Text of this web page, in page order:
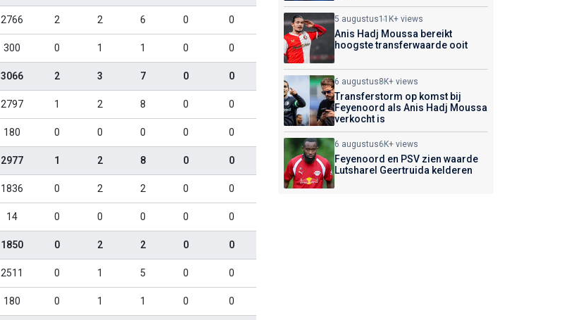
2766 2 2 6 0 0
300 0 1 1 0 0
3066 2 3 7 0 0
2797 1 2 8 0 0
180 0 0 0 0 0
2977 1 2 8 0 0
1836 0 2 2 0 0
14 0 0 0 0 0
1850 0 2 2 0 0
2511 0 1 5 0 0
180 0 1 1 0 0
5 augustus11K+ views
Anis Hadj Moussa bereikt
hoogste transferwaarde ooit
6 augustus8K+ views
Transferstorm op komst bij
Feyenoord als Anis Hadj Moussa
verkocht is
6 augustus6K+ views
Feyenoord en PSV zien waarde
Lutsharel Geertruida kelderen